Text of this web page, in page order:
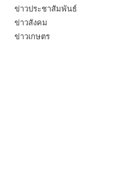
ข่าวประชาสัมพันธ์
ข่าวสังคม
ข่าวเกษตร